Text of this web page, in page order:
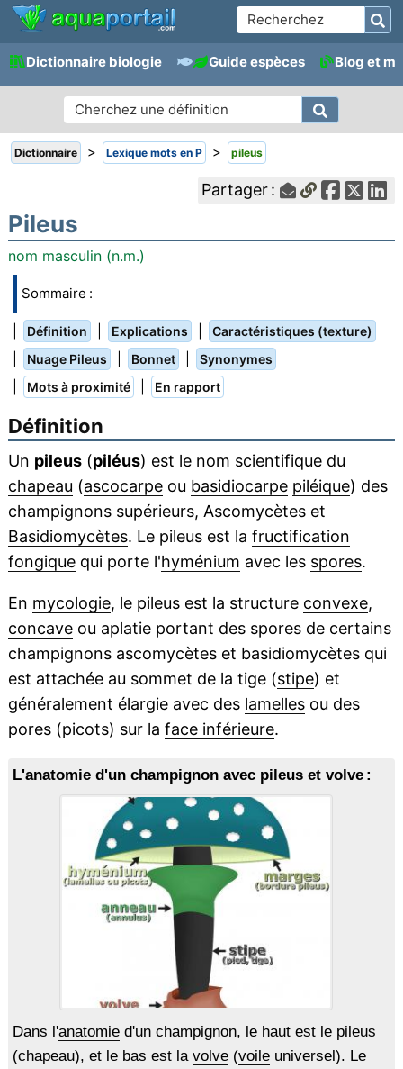
Dictionnaire biologie Guide espèces Blog et
Dictionnaire > Lexique mots en P > pileus
Partager :
Pileus
nom masculin (n.m.)
Sommaire :
Définition Explications Caractéristiques (texture)
Nuage Pileus Bonnet Synonymes
Mots à proximité En rapport
Définition
Un pileus(piléus) est le nom scientifique du
chapeau (ascocarpeou basidiocarpe piléique) des
champignons supérieurs, Ascomycèteset
Basidiomycètes. Le pileus est la fructification
fongiquequi porte l'hyménium avec les spores.
En mycologie, le pileus est la structure convexe,
concaveou aplatie portant des spores de certains
champignons ascomycètes et basidiomycètes qui
est attachée au sommet de la tige (stipe) et
généralement élargie avec des lamellesou des
pores (picots) sur la face inférieure.
L'anatomie d'un champignon avec pileus et volve :
Dans l'anatomied'un champignon, le haut est le pileus
(chapeau), et le bas est la volve(voileuniversel). Le